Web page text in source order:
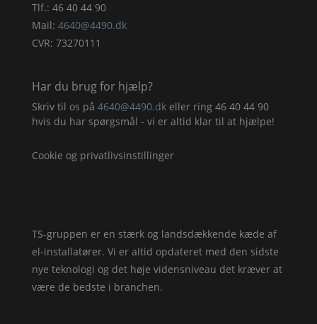
Tlf.: 46 40 44 90
Mail: 4640@4490.dk
CVR: 73270111
Har du brug for hjælp?
Skriv til os på 4640@4490.dk eller ring 46 40 44 90
hvis du har spørgsmål - vi er altid klar til at hjælpe!
Cookie og privatlivsinstillinger
TS-gruppen er en stærk og landsdækkende kæde af
el-installatører. Vi er altid opdateret med den sidste
nye teknologi og det høje vidensniveau det kræver at
være de bedste i branchen.